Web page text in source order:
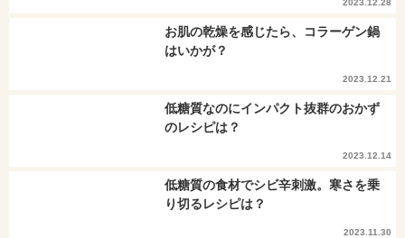
2023.12.28
お肌の乾燥を感じたら、コラーゲン鍋
はいかが？
2023.12.21
低糖質なのにインパクト抜群のおかず
のレシピは？
2023.12.14
低糖質の食材でシビ辛刺激。寒さを乗
り切るレシピは？
2023.11.30